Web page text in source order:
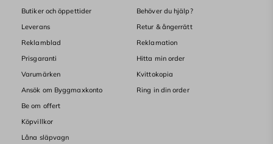
Butiker och öppettider
Leverans
Reklamblad
Prisgaranti
Varumärken
Ansök om Byggmaxkonto
Be om offert
Köpvillkor
Låna släpvagn
Behöver du hjälp?
Retur & ångerrätt
Reklamation
Hitta min order
Kvittokopia
Ring in din order